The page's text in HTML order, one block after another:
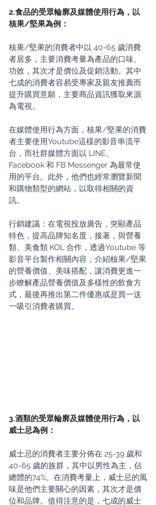
2.食品的受眾輪廓及媒體使用行為，以
核果/堅果為例：
核果/堅果的消費者中以 40-65 歲消費
者居多，主要消費考量為產品的口味、
功效，其次才是價位及促銷活動。其中
七成的消費者容易受專家及親友推薦而
提升購買意願，主要商品資訊獲取來源
為電視。
在媒體使用行為方面，核果/堅果的消費
者主要使用Youtube這樣的影音串流平
台，而社群媒體方面以 LINE、
Facebook 和 FB Messenger 為最常使
用的平台。此外，他們也經常瀏覽新聞
和購物類型的網站，以取得相關的資
訊。
行銷建議：在電視投放廣告，突顯產品
特色，提高品牌知名度，接著，與營養
類、美食類 KOL 合作，透過Youtube 等
影音平台製作相關內容，介紹核果/堅果
的營養價值、美味搭配，讓消費更進一
步瞭解產品營養價值及多樣性的飲食方
式，最後再推出第二件優惠或是買一送
一吸引消費者購買。
3.酒類的受眾輪廓及媒體使用行為，以
威士忌為例：
威士忌的消費者主要分佈在 25-39 歲和
40-65 歲的族群，其中以男性為主，佔
總體的74%。在消費考量上，威士忌的風
味是他們主要關心的因素，其次才是價
位和品牌。值得注意的是，七成的威士